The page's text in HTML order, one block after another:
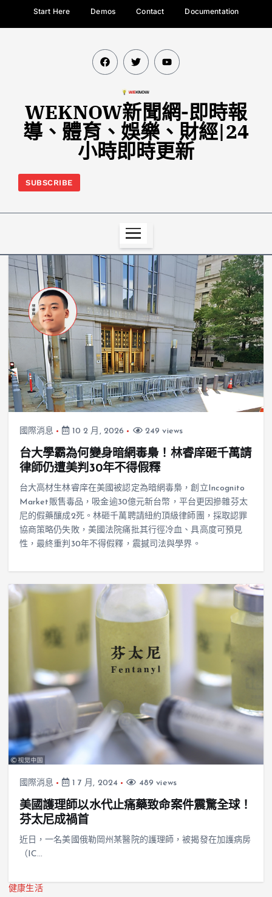
Start Here Demos Contact Documentation
WEKNOW新聞網-即時報
導、體育、娛樂、財經|24
小時即時更新
SUBSCRIBE
國際消息 10 2 月, 2026 249 views
台大學霸為何變身暗網毒梟！林睿庠砸千萬請
律師仍遭美判30年不得假釋
台大高材生林睿庠在美國被認定為暗網毒梟，創立Incognito
Market販售毒品，吸金逾30億元新台幣，平台更因摻雜芬太
尼的假藥釀成2死。林砸千萬聘請紐約頂級律師團，採取認罪
協商策略仍失敗，美國法院痛批其行徑冷血、具高度可預見
性，最終重判30年不得假釋，震撼司法與學界。
國際消息 1 7 月, 2024 489 views
美國護理師以水代止痛藥致命案件震驚全球！
芬太尼成禍首
近日，一名美國俄勒岡州某醫院的護理師，被揭發在加護病房
（IC…
健康生活